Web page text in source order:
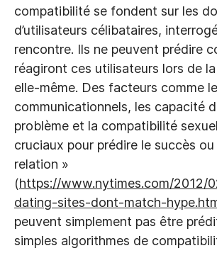
compatibilité se fondent sur les
d’utilisateurs célibataires,
rencontre. Ils ne peuvent prédire
réagiront ces utilisateurs lors de
elle-même. Des facteurs comme
communicationnels, les capacité
problème et la compatibilité
cruciaux pour prédire le succès ou
relation »
(https://www.nytimes.com/2012/
dating-sites-dont-match-
peuvent simplement pas être
simples algorithmes de